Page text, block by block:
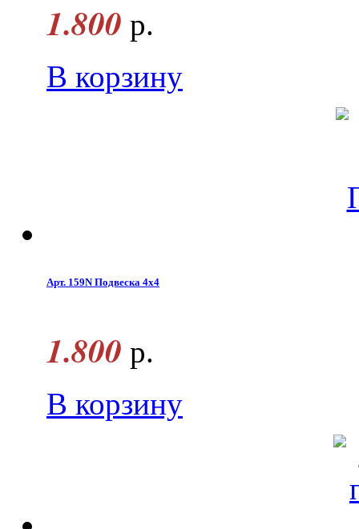
1.800 р.
В корзину
Арт. 159N Подвеска 4х4
1.800 р.
В корзину